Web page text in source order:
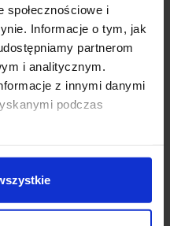
społecznościowe i
Informacje o tym, jak
partnerom
i analitycznym.
z innymi danymi
podczas